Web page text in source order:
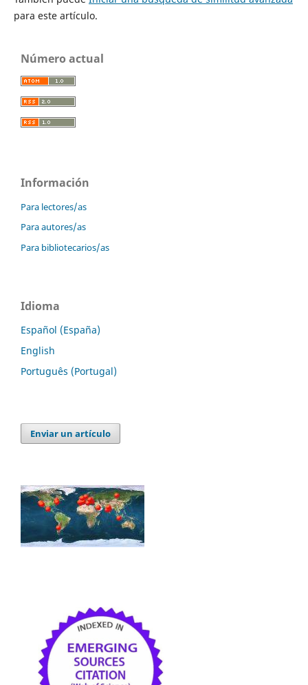
para este artículo.
Número actual
Información
Para lectores/as
Para autores/as
Para bibliotecarios/as
Idioma
Español (España)
English
Português (Portugal)
Enviar un artículo